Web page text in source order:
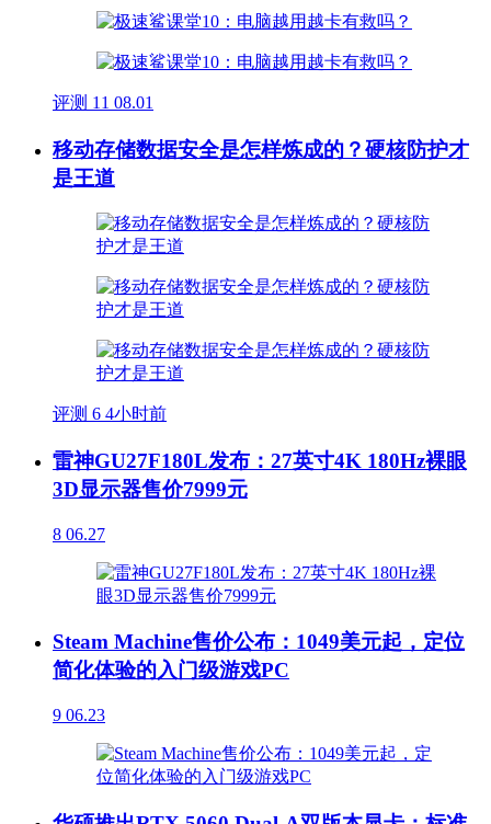
评测 11 08.01
移动存储数据安全是怎样炼成的？硬核防护才
是王道
评测 6 4小时前
雷神GU27F180L发布：27英寸4K 180Hz裸眼
3D显示器售价7999元
8 06.27
Steam Machine售价公布：1049美元起，定位
简化体验的入门级游戏PC
9 06.23